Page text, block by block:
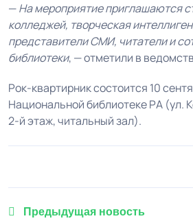
—На мероприятие приглашаются
колледжей, творческая
представители СМИ, читатели и
библиотеки, — отметили в
Рок-квартирник состоится 10
Национальной библиотеке РА (ул.
2-й этаж, читальный зал).
Предыдущая новость